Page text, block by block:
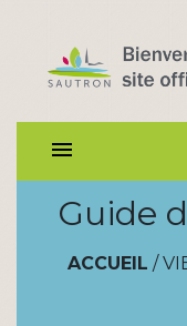
menu
Guide
ACCUEIL /